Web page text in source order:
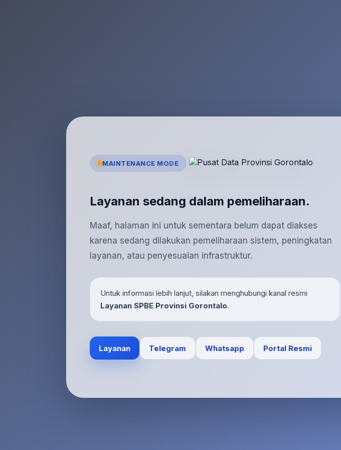
MAINTENANCE MODE
Layanan sedang dalam pemeliharaan.
Maaf, halaman ini untuk sementara belum dapat diakses
karena sedang dilakukan pemeliharaan sistem, peningkatan
layanan, atau penyesuaian infrastruktur.
Untuk informasi lebih lanjut, silakan menghubungi kanal resmi
Layanan SPBE Provinsi Gorontalo.
Layanan Telegram Whatsapp Portal Resmi